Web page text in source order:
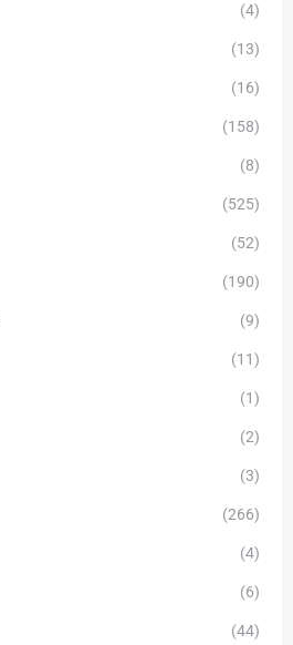
(4)
(13)
(16)
(158)
(8)
(525)
(52)
(190)
(9)
(11)
(1)
(2)
(3)
(266)
(4)
(6)
(44)